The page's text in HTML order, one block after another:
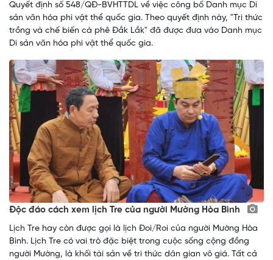
Quyết định số 548/QĐ-BVHTTDL về việc công bố Danh mục Di
sản văn hóa phi vật thể quốc gia. Theo quyết định này, "Tri thức
trồng và chế biến cà phê Đắk Lắk" đã được đưa vào Danh mục
Di sản văn hóa phi vật thể quốc gia.
Độc đáo cách xem lịch Tre của người Mường Hòa Bình
Lịch Tre hay còn được gọi là lịch Đoi/Roi của người Mường Hòa
Bình. Lịch Tre có vai trò đặc biệt trong cuộc sống cộng đồng
người Mường, là khối tài sản về tri thức dân gian vô giá. Tất cả